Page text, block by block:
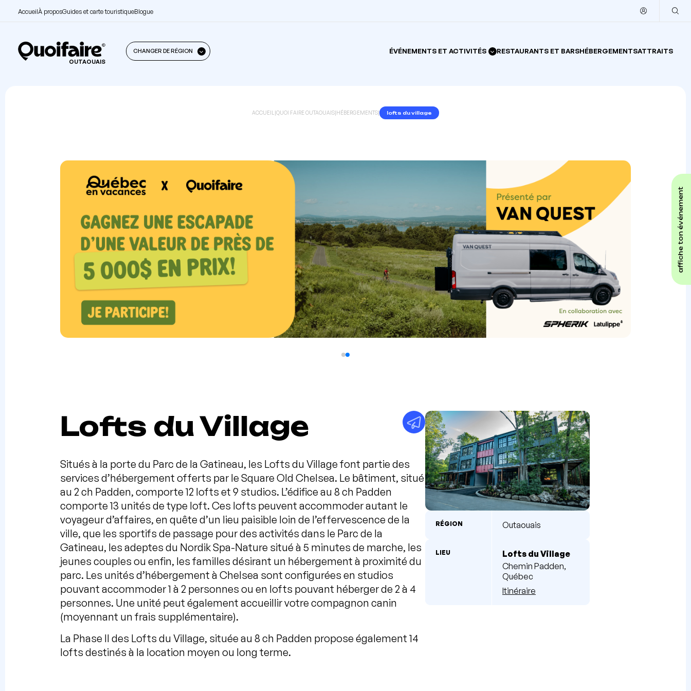
AccueilÀ proposGuides et carte touristiqueBlogue
OUTAOUAIS
CHANGER DE RÉGION ÉVÉNEMENTS ET ACTIVITÉS RESTAURANTS ET BARSHÉBERGEMENTSATTRAITS
affiche ton événement
ACCUEIL |QUOI FAIRE OUTAOUAIS|HÉBERGEMENTS| lofts du village
Lofts du Village
Situés à la porte du Parc de la Gatineau, les Lofts du Village font partie des
services d’hébergement offerts par le Square Old Chelsea. Le bâtiment, situé
au 2 ch Padden, comporte 12 lofts et 9 studios. L’édifice au 8 ch Padden
comporte 13 unités de type loft. Ces lofts peuvent accommoder autant le
voyageur d’affaires, en quête d’un lieu paisible loin de l’effervescence de la
ville, que les sportifs de passage pour des activités dans le Parc de la
Gatineau, les adeptes du Nordik Spa-Nature situé à 5 minutes de marche, les
jeunes couples ou enfin, les familles désirant un hébergement à proximité du
parc. Les unités d’hébergement à Chelsea sont configurées en studios
pouvant accommoder 1 à 2 personnes ou en lofts pouvant héberger de 2 à 4
personnes. Une unité peut également accueillir votre compagnon canin
(moyennant un frais supplémentaire).
La Phase II des Lofts du Village, située au 8 ch Padden propose également 14
lofts destinés à la location moyen ou long terme.
RÉGION Outaouais
LIEU
Lofts du Village
Chemin Padden,
Québec
Itinéraire